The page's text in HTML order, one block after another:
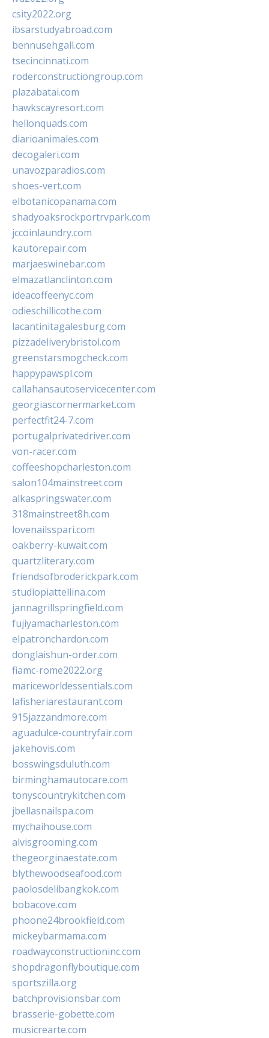
csity2022.org
ibsarstudyabroad.com
bennusehgall.com
tsecincinnati.com
roderconstructiongroup.com
plazabatai.com
hawkscayresort.com
hellonquads.com
diarioanimales.com
decogaleri.com
unavozparadios.com
shoes-vert.com
elbotanicopanama.com
shadyoaksrockportrvpark.com
jccoinlaundry.com
kautorepair.com
marjaeswinebar.com
elmazatlanclinton.com
ideacoffeenyc.com
odieschillicothe.com
lacantinitagalesburg.com
pizzadeliverybristol.com
greenstarsmogcheck.com
happypawspl.com
callahansautoservicecenter.com
georgiascornermarket.com
perfectfit24-7.com
portugalprivatedriver.com
von-racer.com
coffeeshopcharleston.com
salon104mainstreet.com
alkaspringswater.com
318mainstreet8h.com
lovenailsspari.com
oakberry-kuwait.com
quartzliterary.com
friendsofbroderickpark.com
studiopiattellina.com
jannagrillspringfield.com
fujiyamacharleston.com
elpatronchardon.com
donglaishun-order.com
fiamc-rome2022.org
mariceworldessentials.com
lafisheriarestaurant.com
915jazzandmore.com
aguadulce-countryfair.com
jakehovis.com
bosswingsduluth.com
birminghamautocare.com
tonyscountrykitchen.com
jbellasnailspa.com
mychaihouse.com
alvisgrooming.com
thegeorginaestate.com
blythewoodseafood.com
paolosdelibangkok.com
bobacove.com
phoone24brookfield.com
mickeybarmama.com
roadwayconstructioninc.com
shopdragonflyboutique.com
sportszilla.org
batchprovisionsbar.com
brasserie-gobette.com
musicrearte.com